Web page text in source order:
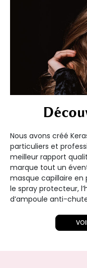
Nous avons créé
particuliers et
meilleur rapport
marque tout un
masque capillaire en
le spray protecteur,
d’ampoule anti-